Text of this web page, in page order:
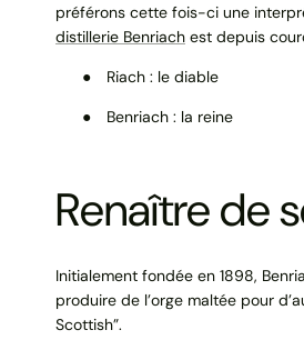
préférons cette fois-ci une
distillerie Benriach est depuis
●
Riach : le diable
●
Benriach : la reine
Renaître de
Initialement fondée en 1898,
produire de l’orge maltée pour
Scottish”.